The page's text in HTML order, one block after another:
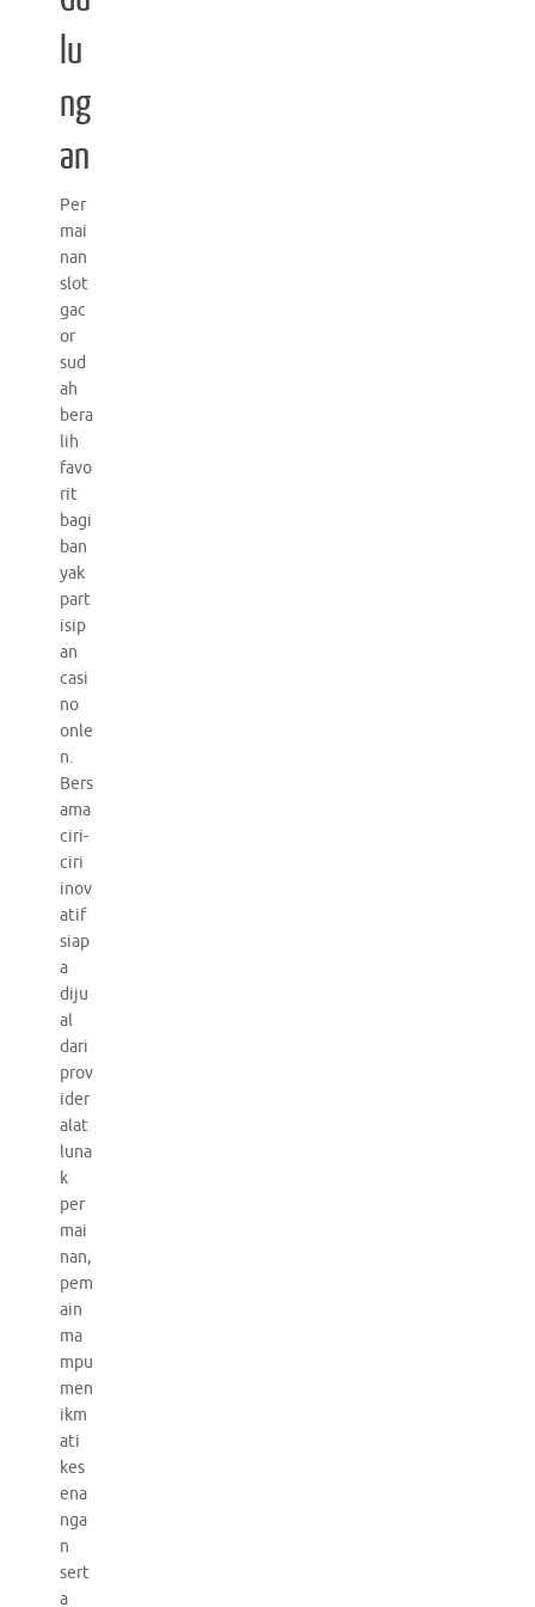
lu
ng
an
Per
mai
nan
slot
gac
or
sud
ah
bera
lih
favo
rit
bagi
ban
yak
part
isip
an
casi
no
onle
n.
Bers
ama
ciri-
ciri
inov
atif
siap
a
diju
al
dari
prov
ider
alat
luna
k
per
mai
nan,
pem
ain
ma
mpu
men
ikm
ati
kes
ena
nga
n
sert
a